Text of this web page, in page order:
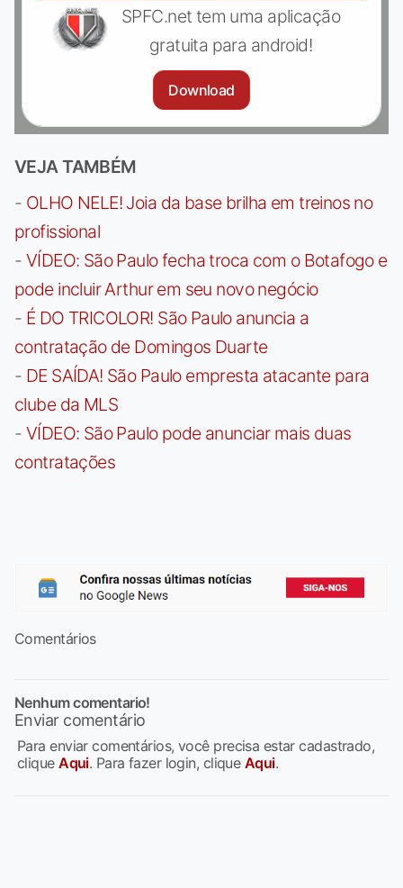
SPFC.net tem uma aplicação
gratuita para android!
Download
VEJA TAMBÉM
- OLHO NELE! Joia da base brilha em treinos no
profissional
- VÍDEO: São Paulo fecha troca com o Botafogo e
pode incluir Arthur em seu novo negócio
- É DO TRICOLOR! São Paulo anuncia a
contratação de Domingos Duarte
- DE SAÍDA! São Paulo empresta atacante para
clube da MLS
- VÍDEO: São Paulo pode anunciar mais duas
contratações
Comentários
Nenhum comentario!
Enviar comentário
Para enviar comentários, você precisa estar cadastrado,
cliqueAqui. Para fazer login, clique Aqui.